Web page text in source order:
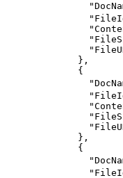
},
{
},
{